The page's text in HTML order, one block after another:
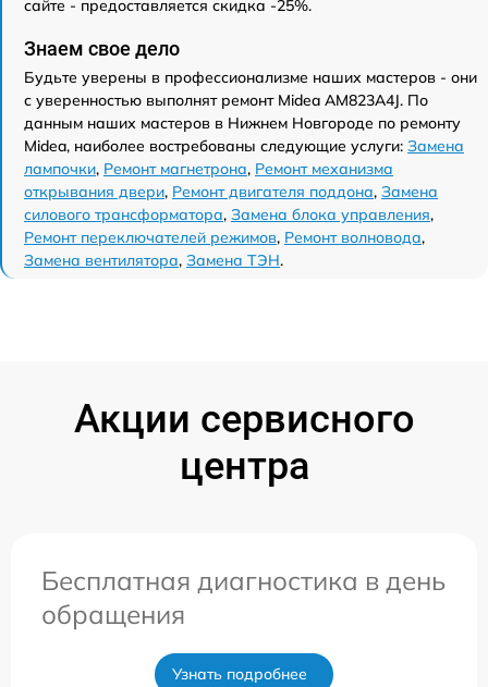
сайте - предоставляется скидка -25%.
Знаем свое дело
Будьте уверены в профессионализме наших мастеров - они
с уверенностью выполнят ремонт Midea AM823A4J. По
данным наших мастеров в Нижнем Новгороде по ремонту
Midea, наиболее востребованы следующие услуги: Замена
лампочки, Ремонт магнетрона, Ремонт механизма
открывания двери, Ремонт двигателя поддона, Замена
силового трансформатора, Замена блока управления,
Ремонт переключателей режимов, Ремонт волновода,
Замена вентилятора, Замена ТЭН.
Акции сервисного
центра
Бесплатная диагностика в день
обращения
Узнать подробнее